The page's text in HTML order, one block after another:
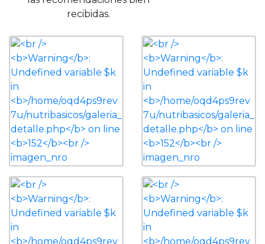
recibidas.